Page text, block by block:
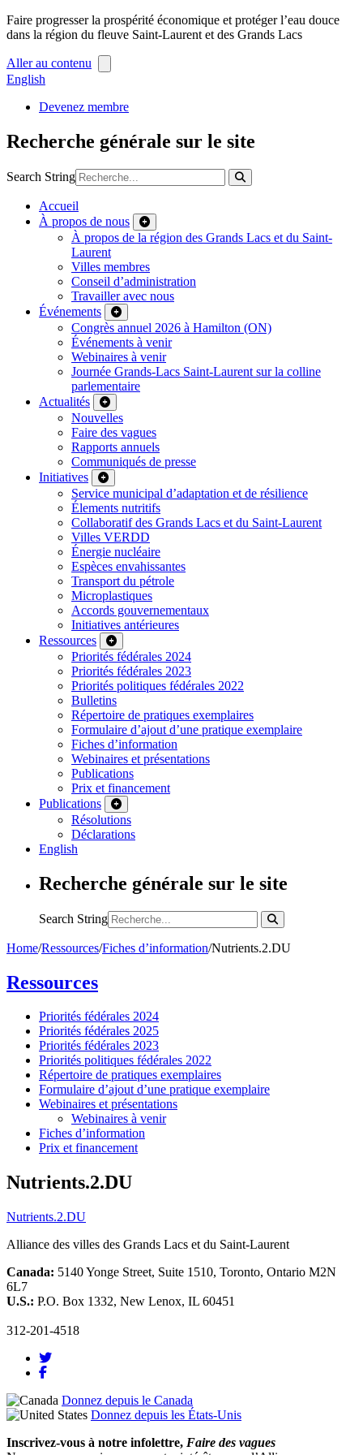
Faire progresser la prospérité économique et protéger l’eau douce
dans la région du fleuve Saint-Laurent et des Grands Lacs
Aller au contenu
English
Devenez membre
Recherche générale sur le site
Search String
Accueil
À propos de nous
À propos de la région des Grands Lacs et du Saint-
Laurent
Villes membres
Conseil d’administration
Travailler avec nous
Événements
Congrès annuel 2026 à Hamilton (ON)
Événements à venir
Webinaires à venir
Journée Grands-Lacs Saint-Laurent sur la colline
parlementaire
Actualités
Nouvelles
Faire des vagues
Rapports annuels
Communiqués de presse
Initiatives
Service municipal d’adaptation et de résilience
Élements nutritifs
Collaboratif des Grands Lacs et du Saint-Laurent
Villes VERDD
Énergie nucléaire
Espèces envahissantes
Transport du pétrole
Microplastiques
Accords gouvernementaux
Initiatives antérieures
Ressources
Priorités fédérales 2024
Priorités fédérales 2023
Priorités politiques fédérales 2022
Bulletins
Répertoire de pratiques exemplaires
Formulaire d’ajout d’une pratique exemplaire
Fiches d’information
Webinaires et présentations
Publications
Prix et financement
Publications
Résolutions
Déclarations
English
Recherche générale sur le site
Search String
Home/Ressources/Fiches d’information/Nutrients.2.DU
Ressources
Priorités fédérales 2024
Priorités fédérales 2025
Priorités fédérales 2023
Priorités politiques fédérales 2022
Répertoire de pratiques exemplaires
Formulaire d’ajout d’une pratique exemplaire
Webinaires et présentations
Webinaires à venir
Fiches d’information
Prix et financement
Nutrients.2.DU
Nutrients.2.DU
Alliance des villes des Grands Lacs et du Saint-Laurent
Canada: 5140 Yonge Street, Suite 1510, Toronto, Ontario M2N
6L7
U.S.: P.O. Box 1332, New Lenox, IL 60451
312-201-4518
Donnez depuis le Canada
Donnez depuis les États-Unis
Inscrivez-vous à notre infolettre, Faire des vagues